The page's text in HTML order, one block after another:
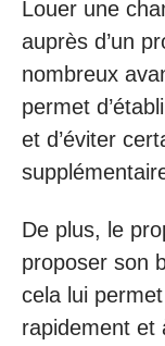
Louer une
auprès d’un
nombreux
permet
et d’éviter
De plus, le
proposer son
cela lui
rapidement et